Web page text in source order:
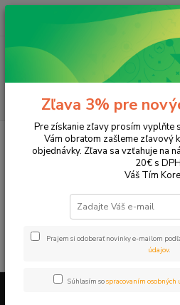
Tonery a náplne do tlačiarní
Photosmart C4780
Photosmart C4780
V tejto kategórii nebol nájdený
Zľava 3% pre
Pre získanie zľavy prosím vyplňte
Vám obratom zašleme zľavový
objednávky. Zľava sa vzťahuje na
20€ s
Váš Tím
Prajem si odoberať novinky e-mailom
údajov.
Súhlasím sospracovaním osobných